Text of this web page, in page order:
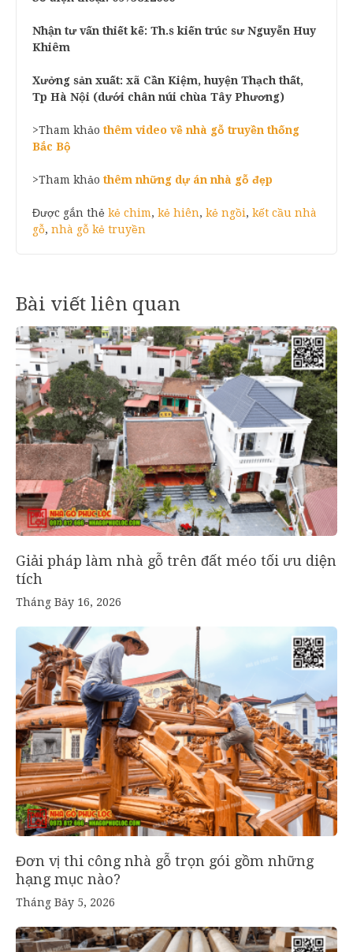
Nhận tư vấn thiết kế: Th.s kiến trúc sư Nguyễn Huy
Khiêm
Xưởng sản xuất: xã Cần Kiệm, huyện Thạch thất,
Tp Hà Nội (dưới chân núi chùa Tây Phương)
>Tham khảo thêm video về nhà gỗ truyền thống
Bắc Bộ
>Tham khảo thêm những dự án nhà gỗ đẹp
Được gắn thẻ kẻ chim, kẻ hiên, kẻ ngồi, kết cầu nhà
gỗ, nhà gỗ kẻ truyền
Bài viết liên quan
Giải pháp làm nhà gỗ trên đất méo tối ưu diện
tích
Tháng Bảy 16, 2026
Đơn vị thi công nhà gỗ trọn gói gồm những
hạng mục nào?
Tháng Bảy 5, 2026